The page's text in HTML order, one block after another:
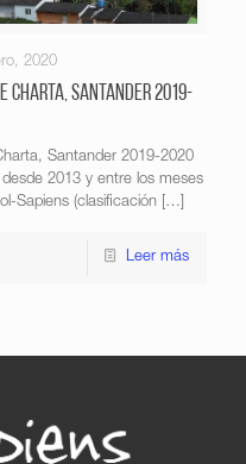
2020
Charta, Santander 2019-
Santander 2019-2020
2013 y entre los meses
Sapiens (clasificación […]
Leer más